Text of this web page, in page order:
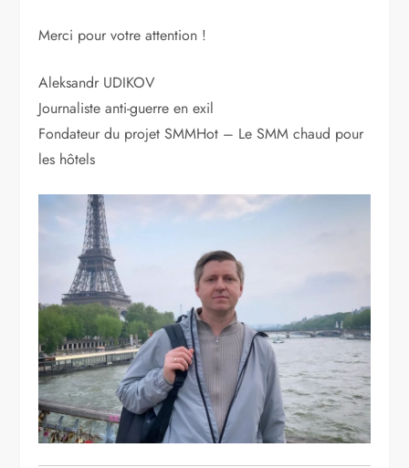
Merci pour votre attention !
Aleksandr UDIKOV
Journaliste anti-guerre en exil
Fondateur du projet SMMHot – Le SMM chaud pour
les hôtels